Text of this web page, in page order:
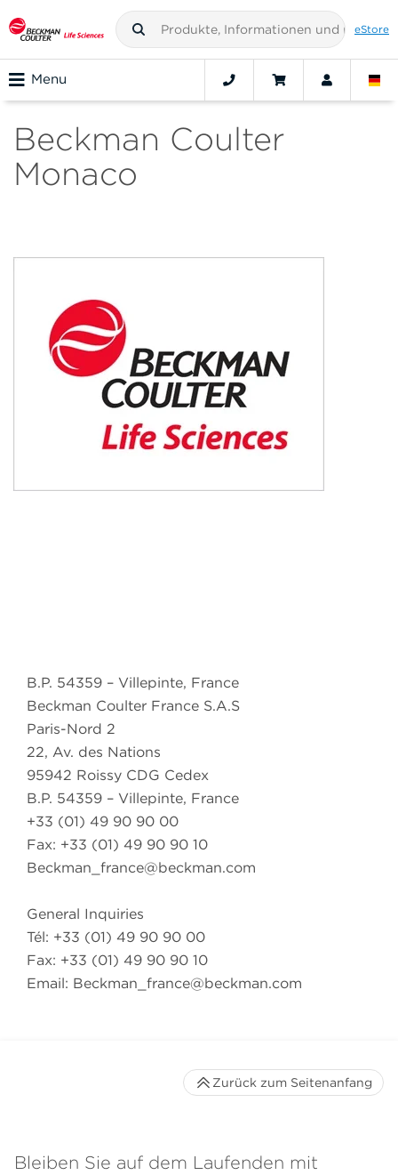
eStore
Menu
Beckman Coulter
Monaco
B.P. 54359 – Villepinte, France
Beckman Coulter France S.A.S
Paris-Nord 2
22, Av. des Nations
95942 Roissy CDG Cedex
B.P. 54359 – Villepinte, France
+33 (01) 49 90 90 00
Fax: +33 (01) 49 90 90 10
Beckman_france@beckman.com
General Inquiries
Tél: +33 (01) 49 90 90 00
Fax: +33 (01) 49 90 90 10
Email: Beckman_france@beckman.com
Bleiben Sie auf dem Laufenden mit
Zurück zum Seitenanfang